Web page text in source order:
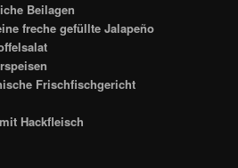
Beilagen
freche gefüllte Jalapeño
Frischfischgericht
Hackfleisch